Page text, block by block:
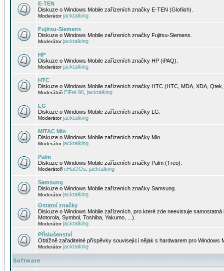
E-TEN
Diskuze o Windows Mobile zařízeních značky E-TEN (Glofiish).
Moderátorjacktalking
Fujitsu-Siemens
Diskuze o Windows Mobile zařízeních značky Fujitsu-Siemens.
Moderátorjacktalking
HP
Diskuze o Windows Mobile zařízeních značky HP (iPAQ).
Moderátorjacktalking
HTC
Diskuze o Windows Mobile zařízeních značky HTC (HTC, MDA, XDA,
Moderátoři EiFeL96 jacktalking
LG
Diskuze o Windows Mobile zařízeních značky LG.
Moderátorjacktalking
MiTAC Mio
Diskuze o Windows Mobile zařízeních značky Mio.
Moderátorjacktalking
Palm
Diskuze o Windows Mobile zařízeních značky Palm (Treo).
Moderátoři cHaOOs jacktalking
Samsung
Diskuze o Windows Mobile zařízeních značky Samsung.
Moderátorjacktalking
Ostatní značky
Diskuze o Windows Mobile zařízeních, pro které zde neexistuje
Motorola, Symbol, Toshiba, Yakumo, ...).
Moderátorjacktalking
Příslušenství
Obtížně zařaditelné příspěvky související nějak s hardwarem pro Windows
Moderátorjacktalking
Software